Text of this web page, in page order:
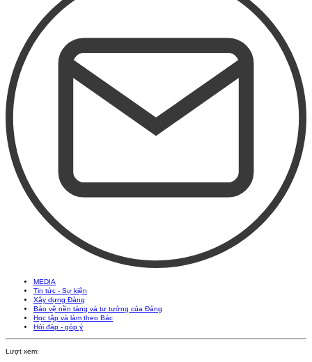
MEDIA
Tin tức - Sự kiện
Xây dựng Đảng
Bảo vệ nền tảng và tư tưởng của Đảng
Học tập và làm theo Bác
Hỏi đáp - góp ý
Lượt xem: